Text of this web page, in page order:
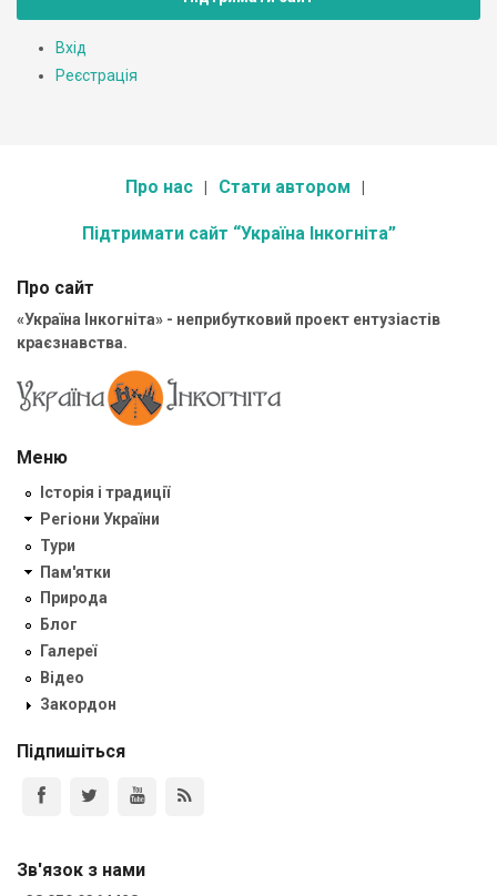
Вхід
Реєстрація
Про нас Стати автором
Підтримати сайт “Україна Інкогніта”
Про сайт
«Україна Інкогніта» - неприбутковий проект ентузіастів
краєзнавства.
Меню
Історія і традиції
Регіони України
Тури
Пам'ятки
Природа
Блог
Галереї
Відео
Закордон
Підпишіться
Зв'язок з нами